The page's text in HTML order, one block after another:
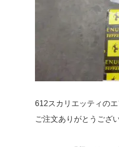
612スカリエッティの
ご注文ありがとうござ